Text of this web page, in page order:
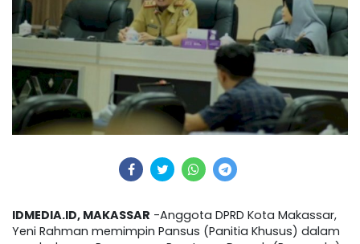
IDMEDIA.ID, MAKASSAR -Anggota DPRD Kota Makassar,
Yeni Rahman memimpin Pansus (Panitia Khusus) dalam